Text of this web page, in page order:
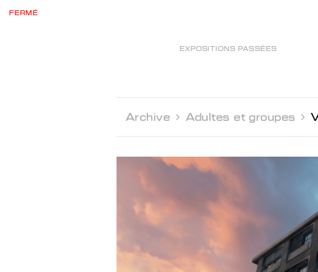
FERMÉ
EXPOSITIONS PASSÉES
Archive  Adultes et groupes 